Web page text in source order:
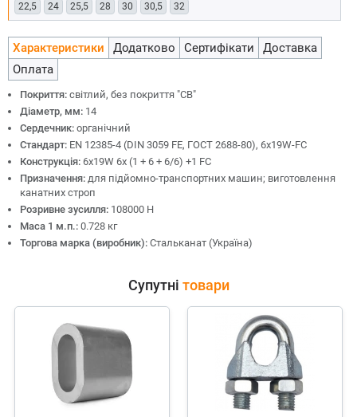
22,5
24 25,5 28 30 30,5 32
Характеристики Додатково Сертифікати
Доставка
Оплата
Покриття: світлий, без покриття "СВ"
Діаметр, мм: 14
Сердечник: органічний
Стандарт: EN 12385-4 (DIN 3059 FE, ГОСТ 2688-80), 6x19W-FC
Конструкція: 6х19W 6x (1 + 6 + 6/6) +1 FC
Призначення: для підйомно-транспортних машин; виготовлення
канатних строп
Розривне зусилля: 108000 Н
Маса 1 м.п.: 0.728 кг
Торгова марка (виробник): Стальканат (Україна)
Супутні товари